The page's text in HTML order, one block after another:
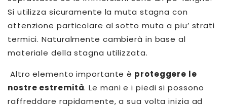
Si utilizza sicuramente la muta stagna con
attenzione particolare al sotto muta a piu’ strati
termici. Naturalmente cambierà in base al
materiale della stagna utilizzata.
Altro elemento importante è proteggere le
nostre estremità. Le mani e i piedi si possono
raffreddare rapidamente, a sua volta inizia ad